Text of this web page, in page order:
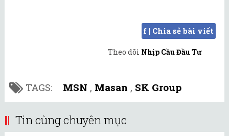
f | Chia sẻ bài viết
Theo dõi Nhịp Cầu Đầu Tư
TAGS: MSN , Masan , SK Group
Tin cùng chuyên mục